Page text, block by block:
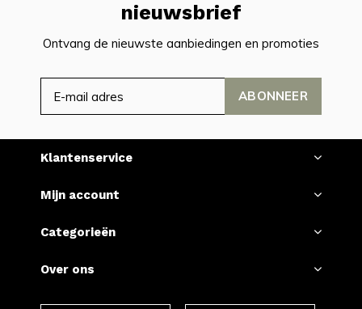
nieuwsbrief
Ontvang de nieuwste aanbiedingen en promoties
ABONNEER
Klantenservice
Mijn account
Categorieën
Over ons